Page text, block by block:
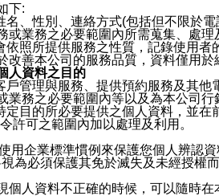
下:
名、性別、連絡方式(包括但不限於
或業務之必要範圍內所需蒐集、處理
依照所提供服務之性質，記錄使用
改善本公司的服務品質，資料僅用於
人資料之目的
戶管理與服務、提供預約服務及其
業務之必要範圍內等以及為本公司
定目的所必要提供之個人資料，並
許可之範圍內加以處理及利用。
用企業標準慣例來保護您個人辨認
為必須保護其免於滅失及未經授權
個人資料不正確的時候，可以隨時